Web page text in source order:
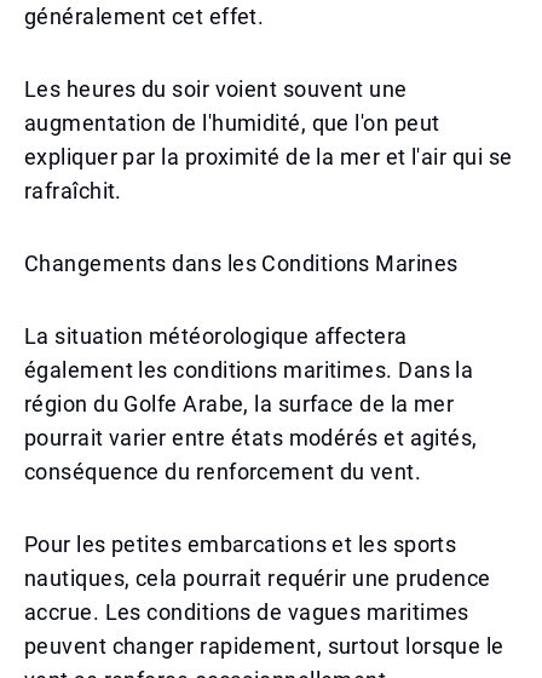
généralement cet effet.
Les heures du soir voient souvent une
augmentation de l'humidité, que l'on peut
expliquer par la proximité de la mer et l'air qui se
rafraîchit.
Changements dans les Conditions Marines
La situation météorologique affectera
également les conditions maritimes. Dans la
région du Golfe Arabe, la surface de la mer
pourrait varier entre états modérés et agités,
conséquence du renforcement du vent.
Pour les petites embarcations et les sports
nautiques, cela pourrait requérir une prudence
accrue. Les conditions de vagues maritimes
peuvent changer rapidement, surtout lorsque le